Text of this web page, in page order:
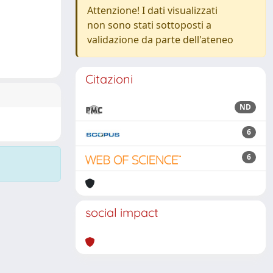
Attenzione! I dati visualizzati
non sono stati sottoposti a
validazione da parte dell'ateneo
Citazioni
ND
6
6
social impact